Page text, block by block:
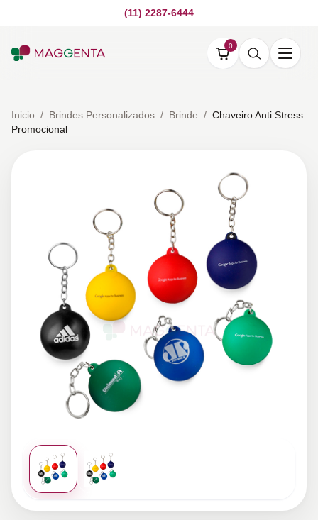
(11) 2287-6444
0
Inicio / Brindes Personalizados / Brinde / Chaveiro Anti Stress
Promocional